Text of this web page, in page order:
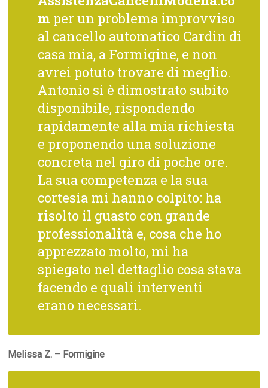
m per un problema improvviso
al cancello automatico Cardin di
casa mia, a Formigine, e non
avrei potuto trovare di meglio.
Antonio si è dimostrato subito
disponibile, rispondendo
rapidamente alla mia richiesta
e proponendo una soluzione
concreta nel giro di poche ore.
La sua competenza e la sua
cortesia mi hanno colpito: ha
risolto il guasto con grande
professionalità e, cosa che ho
apprezzato molto, mi ha
spiegato nel dettaglio cosa stava
facendo e quali interventi
erano necessari.
Melissa Z. – Formigine